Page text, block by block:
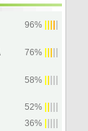
96%
76%
58%
52%
36%